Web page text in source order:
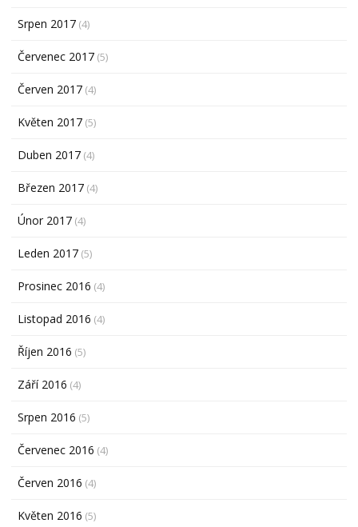
Srpen 2017 (4)
Červenec 2017 (5)
Červen 2017 (4)
Květen 2017 (5)
Duben 2017 (4)
Březen 2017 (4)
Únor 2017 (4)
Leden 2017 (5)
Prosinec 2016 (4)
Listopad 2016 (4)
Říjen 2016 (5)
Září 2016 (4)
Srpen 2016 (5)
Červenec 2016 (4)
Červen 2016 (4)
Květen 2016 (5)